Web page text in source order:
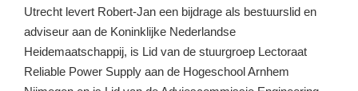
Utrecht levert Robert-Jan een bijdrage als bestuurslid en
adviseur aan de Koninklijke Nederlandse
Heidemaatschappij, is Lid van de stuurgroep Lectoraat
Reliable Power Supply aan de Hogeschool Arnhem